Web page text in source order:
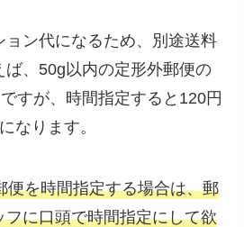
ョン代になるため、別途送料
ば、50g以内の定形外郵便の
すが、時間指定すると120円
なります。
便を時間指定する場合は、郵
フに口頭で時間指定にして欲